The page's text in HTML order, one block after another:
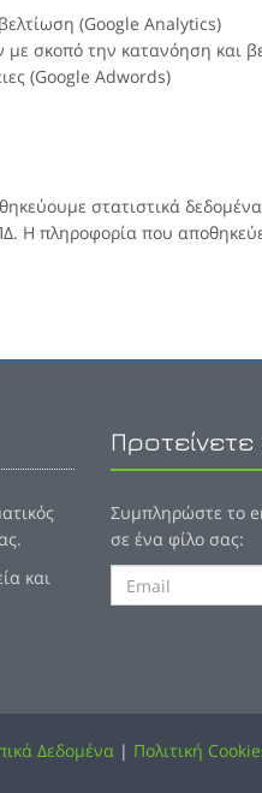
(Google Analytics)
με σκοπό την κατανόηση και
(Google Adwords)
στατιστικά
πληροφορία που
και
Προτείνετε
Συμπληρώστε το
σε ένα φίλο σας:
Δεδομένα | Πολιτική